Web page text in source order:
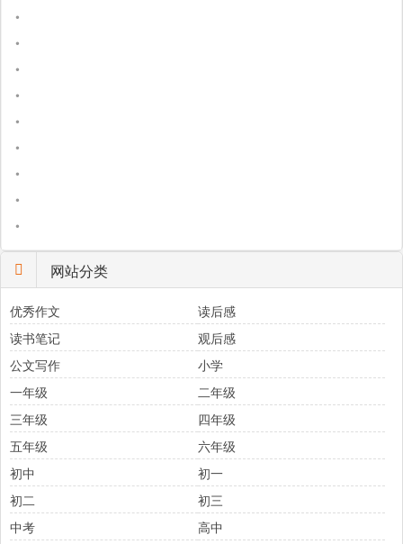
•
•
•
•
•
•
•
•
•
网站分类
优秀作文
读后感
读书笔记
观后感
公文写作
小学
一年级
二年级
三年级
四年级
五年级
六年级
初中
初一
初二
初三
中考
高中